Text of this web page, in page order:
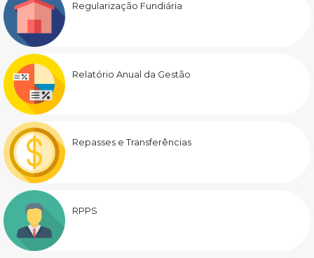
Regularização Fundiária
Relatório Anual da Gestão
Repasses e Transferências
RPPS